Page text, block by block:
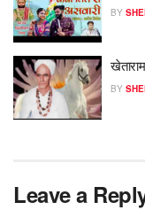
BY
BY
Leave a